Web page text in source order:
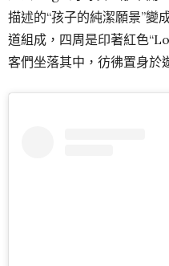
描述的“孩子的純潔願景”變
道組成，四周是印著紅色
客們坐落其中，彷彿置身於